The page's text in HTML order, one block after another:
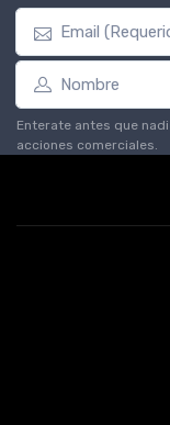
Enterate antes que
acciones comerciales.